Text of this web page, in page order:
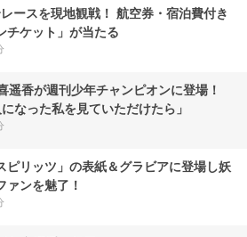
ースを現地観戦！ 航空券・宿泊費付き
チケット」が当たる
遥香が週刊少年チャンピオンに登場！
になった私を見ていただけたら」
ピリッツ」の表紙＆グラビアに登場し妖
ァンを魅了！